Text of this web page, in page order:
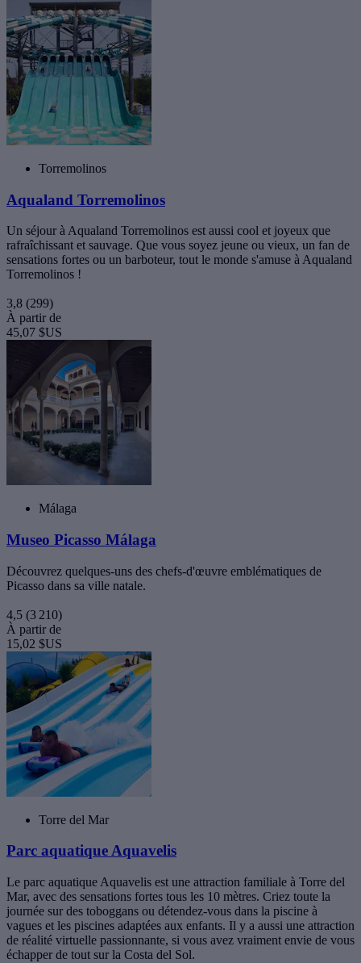
Torremolinos
Aqualand Torremolinos
Un séjour à Aqualand Torremolinos est aussi cool et joyeux que
rafraîchissant et sauvage. Que vous soyez jeune ou vieux, un fan de
sensations fortes ou un barboteur, tout le monde s'amuse à Aqualand
Torremolinos !
3,8 (299)
À partir de
45,07 $US
Málaga
Museo Picasso Málaga
Découvrez quelques-uns des chefs-d'œuvre emblématiques de
Picasso dans sa ville natale.
4,5 (3 210)
À partir de
15,02 $US
Torre del Mar
Parc aquatique Aquavelis
Le parc aquatique Aquavelis est une attraction familiale à Torre del
Mar, avec des sensations fortes tous les 10 mètres. Criez toute la
journée sur des toboggans ou détendez-vous dans la piscine à
vagues et les piscines adaptées aux enfants. Il y a aussi une attraction
de réalité virtuelle passionnante, si vous avez vraiment envie de vous
échapper de tout sur la Costa del Sol.